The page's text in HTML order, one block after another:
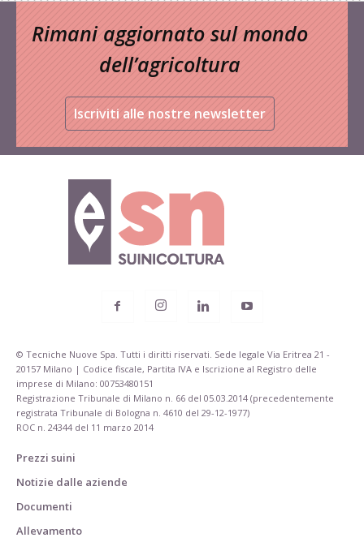
Rimani aggiornato sul mondo
dell’agricoltura
Iscriviti alle nostre newsletter
© Tecniche Nuove Spa. Tutti i diritti riservati. Sede legale Via Eritrea 21 -
20157 Milano | Codice fiscale, Partita IVA e Iscrizione al Registro delle
imprese di Milano: 00753480151
Registrazione Tribunale di Milano n. 66 del 05.03.2014 (precedentemente
registrata Tribunale di Bologna n. 4610 del 29-12-1977)
ROC n. 24344 del 11 marzo 2014
Prezzi suini
Notizie dalle aziende
Documenti
Allevamento